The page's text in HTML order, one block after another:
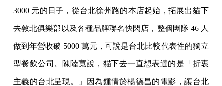
3000 元的日子，從台北徐州路的本店起始，拓展出貓下
去敦北俱樂部以及各種品牌聯名快閃店，整個團隊 46 人
做到年營收破 5000 萬元，可說是台北比較代表性的獨立
型餐飲公司。陳陸寬說，貓下去一直想表達的是「折衷
主義的台北呈現。」因為鍾情於楊德昌的電影，讓台北